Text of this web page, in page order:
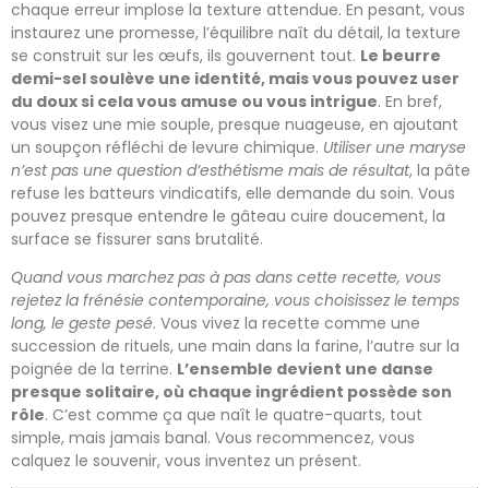
chaque erreur implose la texture attendue. En pesant, vous
instaurez une promesse, l’équilibre naît du détail, la texture
se construit sur les œufs, ils gouvernent tout. Le beurre
demi-sel soulève une identité, mais vous pouvez user
du doux si cela vous amuse ou vous intrigue. En bref,
vous visez une mie souple, presque nuageuse, en ajoutant
un soupçon réfléchi de levure chimique. Utiliser une maryse
n’est pas une question d’esthétisme mais de résultat, la pâte
refuse les batteurs vindicatifs, elle demande du soin. Vous
pouvez presque entendre le gâteau cuire doucement, la
surface se fissurer sans brutalité.
Quand vous marchez pas à pas dans cette recette, vous
rejetez la frénésie contemporaine, vous choisissez le temps
long, le geste pesé. Vous vivez la recette comme une
succession de rituels, une main dans la farine, l’autre sur la
poignée de la terrine. L’ensemble devient une danse
presque solitaire, où chaque ingrédient possède son
rôle. C’est comme ça que naît le quatre-quarts, tout
simple, mais jamais banal. Vous recommencez, vous
calquez le souvenir, vous inventez un présent.